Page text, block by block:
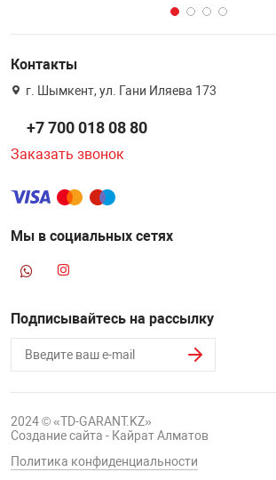
Контакты
г. Шымкент, ул. Гани Иляева 173
+7 700 018 08 80
Заказать звонок
Мы в социальных сетях
Подписывайтесь на рассылку
2024 © «TD-GARANT.KZ»
Создание сайта - Кайрат Алматов
Политика конфиденциальности